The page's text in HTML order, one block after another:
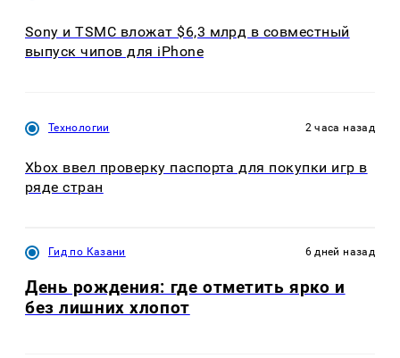
Sony и TSMC вложат $6,3 млрд в совместный
выпуск чипов для iPhone
Технологии 2 часа назад
Xbox ввел проверку паспорта для покупки игр в
ряде стран
Гид по Казани 6 дней назад
День рождения: где отметить ярко и
без лишних хлопот